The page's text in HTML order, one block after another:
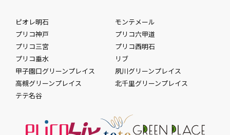
ピオレ明石
モンテメール
プリコ神戸
プリコ六甲道
プリコ三宮
プリコ西明石
プリコ垂水
リブ
甲子園口グリーンプレイス
夙川グリーンプレイス
高槻グリーンプレイス
北千里グリーンプレイス
テテ名谷